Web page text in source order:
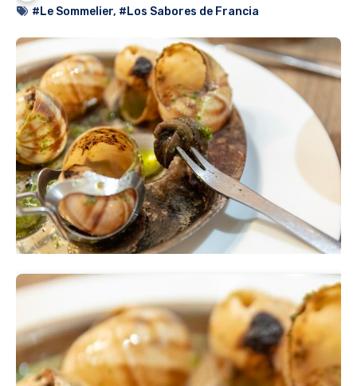
#Le Sommelier, #Los Sabores de Francia